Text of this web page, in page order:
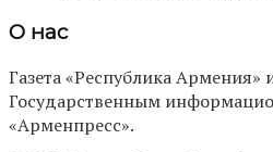
О нас
Газета «Республика Армения»
Государственным
«Арменпресс».